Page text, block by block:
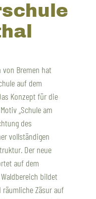
von Bremen hat
auf dem
Konzept für die
„Schule am
des
vollständigen
Der neue
auf dem
bildet
Zäsur auf